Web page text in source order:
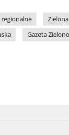
regionalne
Gazeta